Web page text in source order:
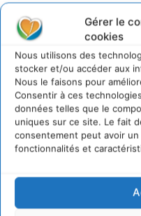
Gérer le
cookies
Nous utilisons des
stocker et/ou accéder aux
Nous le faisons pour
Consentir à ces
données telles que le
uniques sur ce site. Le fait
consentement peut avoir
fonctionnalités et